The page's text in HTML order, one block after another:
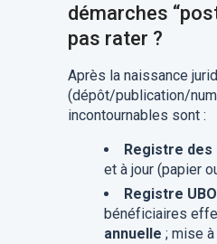
démarches
pas rater ?
Après la naissance
(dépôt/publication/
incontournables sont :
Registre des
et à jour (papier
Registre UBO
bénéficiaires
annuelle ; mise